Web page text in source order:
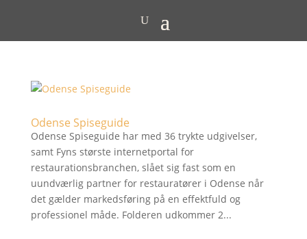
Odense Spiseguide
Odense Spiseguide har med 36 trykte udgivelser,
samt Fyns største internetportal for
restaurationsbranchen, slået sig fast som en
uundværlig partner for restauratører i Odense når
det gælder markedsføring på en effektfuld og
professionel måde. Folderen udkommer 2...